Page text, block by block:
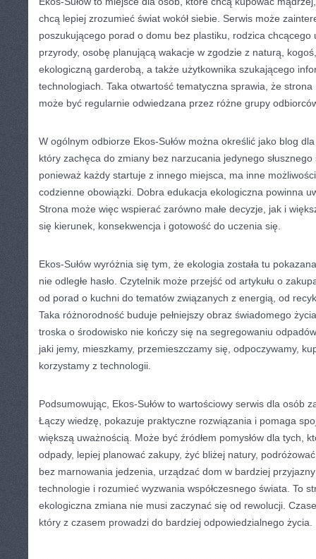
chcą lepiej zrozumieć świat wokół siebie. Serwis może
poszukującego porad o domu bez plastiku, rodzica chcącego
przyrody, osobę planującą wakacje w zgodzie z naturą,
ekologiczną garderobą, a także użytkownika szukającego
technologiach. Taka otwartość tematyczna sprawia, że
może być regularnie odwiedzana przez różne grupy
W ogólnym odbiorze Ekos-Sułów można określić jako blog
który zachęca do zmiany bez narzucania jedynego
ponieważ każdy startuje z innego miejsca, ma inne
codzienne obowiązki. Dobra edukacja ekologiczna powinna
Strona może więc wspierać zarówno małe decyzje, jak i
się kierunek, konsekwencja i gotowość do uczenia się.
Ekos-Sułów wyróżnia się tym, że ekologia została tu
nie odległe hasło. Czytelnik może przejść od artykułu o
od porad o kuchni do tematów związanych z energią, od
Taka różnorodność buduje pełniejszy obraz świadomego
troska o środowisko nie kończy się na segregowaniu
jaki jemy, mieszkamy, przemieszczamy się, odpoczywamy,
korzystamy z technologii.
Podsumowując, Ekos-Sułów to wartościowy serwis dla osób
Łączy wiedzę, pokazuje praktyczne rozwiązania i pomaga
większą uważnością. Może być źródłem pomysłów dla tych,
odpady, lepiej planować zakupy, żyć bliżej natury,
bez marnowania jedzenia, urządzać dom w bardziej
technologie i rozumieć wyzwania współczesnego świata. To
ekologiczna zmiana nie musi zaczynać się od rewolucji.
który z czasem prowadzi do bardziej odpowiedzialnego życia.